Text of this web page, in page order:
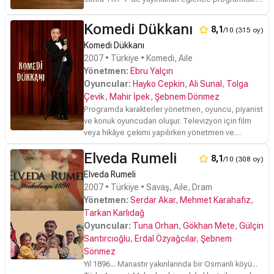
Komedi Dükkanı 8,1/10 (315 oy)
Komedi Dükkanı
2007 • Türkiye • Komedi, Aile
Yönetmen: Ebru Yalçın
Oyuncular: Hayko Cepkin, Ali Sunal , Tolga
Çevik, Mahir İpek, Şebnem Dönmez
Programda karakterler yönetmen, oyuncu, piyanist
ve konuk oyuncudan oluşur. Televizyon için film
veya hikâye çekimi yapılırken yönetmen ve
abartılarak anlatılır. Bazı skeçlerde konuklar da aktif
bölümden oluşmuştur. Sezon açılışı 22 Ağustos
2008 de, kapanışı ise 20 Şubat 2009 da
gerçekleşmiştir.
Elveda Rumeli 8,1/10 (308 oy)
Elveda Rumeli
2007 • Türkiye • Savaş, Aile, Dram
Yönetmen: Serdar Akar, Mehmet Karahafız,
Tarkan Karlıdağ
Oyuncular: Tuna Orhan, Gökhan Mete, Gülçin
Santırcıoğlu, Erdal Özyağcılar, Şebnem
Sönmez
Yıl 1896... Manastır yakınlarında bir Osmanlı köyü...